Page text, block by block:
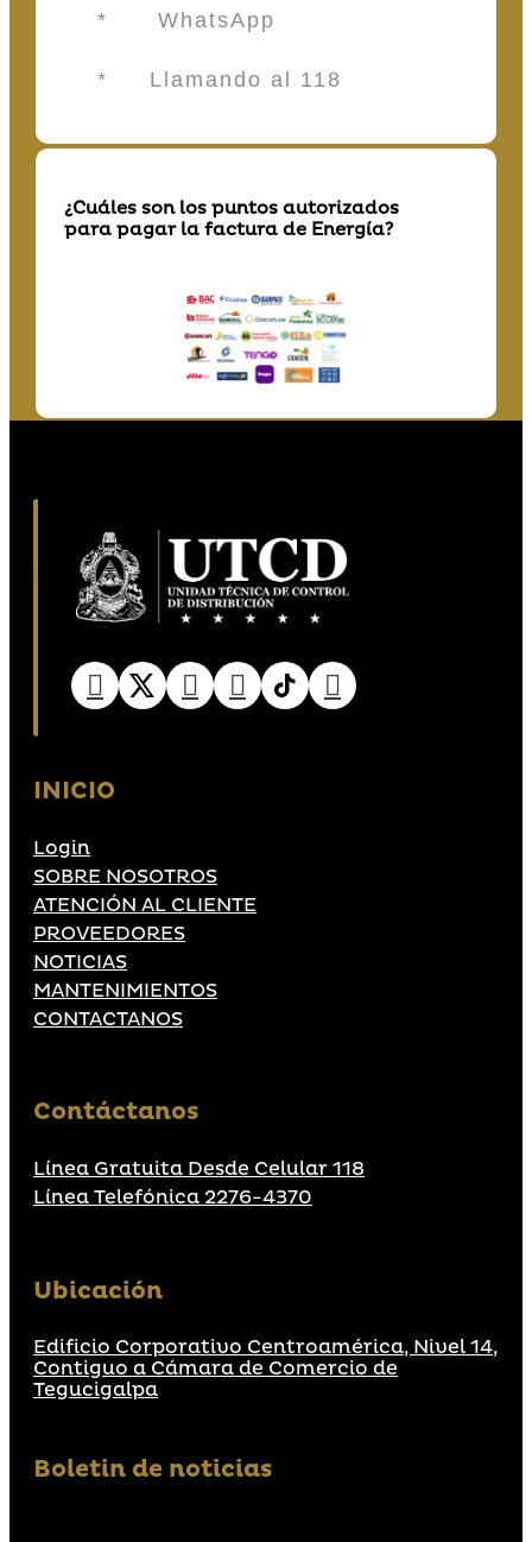
* WhatsApp
* Llamando al 118
¿Cuáles son los puntos autorizados
para pagar la factura de Energía?
INICIO
Login
SOBRE NOSOTROS
ATENCIÓN AL CLIENTE
PROVEEDORES
NOTICIAS
MANTENIMIENTOS
CONTACTANOS
Contáctanos
Línea Gratuita Desde Celular 118
Línea Telefónica 2276-4370
Ubicación
Edificio Corporativo Centroamérica, Nivel 14,
Contiguo a Cámara de Comercio de
Tegucigalpa
Boletin de noticias